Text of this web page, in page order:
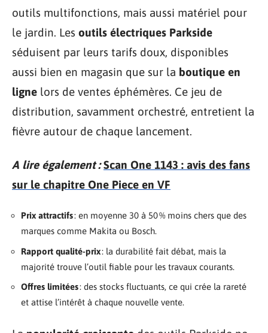
outils multifonctions, mais aussi matériel pour
le jardin. Les outils électriques Parkside
séduisent par leurs tarifs doux, disponibles
aussi bien en magasin que sur la boutique en
ligne lors de ventes éphémères. Ce jeu de
distribution, savamment orchestré, entretient la
fièvre autour de chaque lancement.
A lire également : Scan One 1143 : avis des fans
sur le chapitre One Piece en VF
Prix attractifs: en moyenne 30 à 50 % moins chers que des
marques comme Makita ou Bosch.
Rapport qualité-prix: la durabilité fait débat, mais la
majorité trouve l’outil fiable pour les travaux courants.
Offres limitées: des stocks fluctuants, ce qui crée la rareté
et attise l’intérêt à chaque nouvelle vente.